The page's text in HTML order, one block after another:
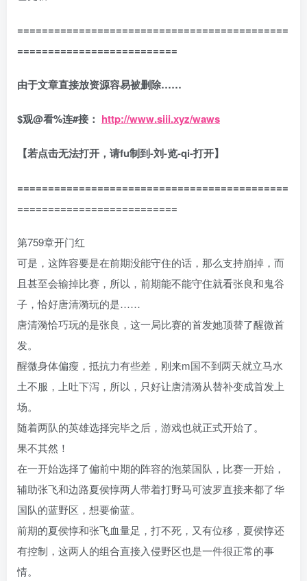
============================================
==========================
由于文章直接放资源容易被删除……
$观@看%连#接： http://www.siii.xyz/waws
【若点击无法打开，请fu制到-刘-览-qi-打开】
============================================
==========================
第759章开门红
可是，这阵容要是在前期没能守住的话，那么支持崩掉，而
且甚至会输掉比赛，所以，前期能不能守住就看张良和鬼谷
子，恰好唐清漪玩的是……
唐清漪恰巧玩的是张良，这一局比赛的首发她顶替了醒微首
发。
醒微身体偏瘦，抵抗力有些差，刚来m国不到两天就立马水
土不服，上吐下泻，所以，只好让唐清漪从替补变成首发上
场。
随着两队的英雄选择完毕之后，游戏也就正式开始了。
果不其然！
在一开始选择了偏前中期的阵容的泡菜国队，比赛一开始，
辅助张飞和边路夏侯惇两人带着打野马可波罗直接来都了华
国队的蓝野区，想要偷蓝。
前期的夏侯惇和张飞血量足，打不死，又有位移，夏侯惇还
有控制，这两人的组合直接入侵野区也是一件很正常的事
情。